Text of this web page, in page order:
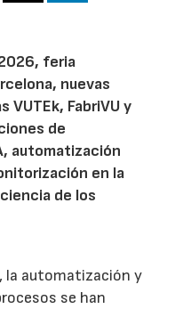
feria
nuevas
VUTEk, FabriVU y
de
automatización
en la
de los
la automatización y
se han